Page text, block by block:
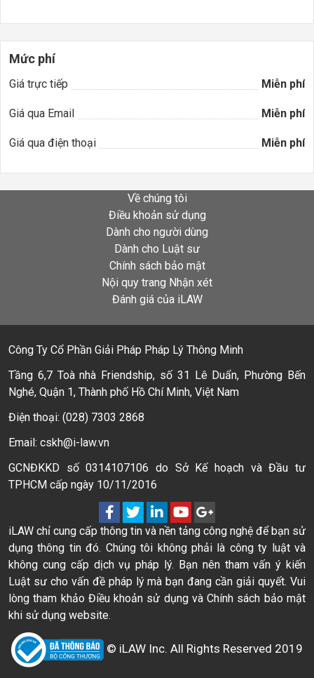
Mức phí
Giá trực tiếp Miễn phí
Giá qua Email Miễn phí
Giá qua điện thoại Miễn phí
Về chúng tôi
Điều khoản sử dụng
Dành cho người dùng
Dành cho Luật sư
Chính sách bảo mật
Nội quy trang Nhận xét
Đánh giá của iLAW
Công Ty Cổ Phần Giải Pháp Pháp Lý Thông Minh
Tầng 6,7 Toà nhà Friendship, số 31 Lê Duẩn, Phường Bến
Nghé, Quận 1, Thành phố Hồ Chí Minh, Việt Nam
Điện thoại: (028) 7303 2868
Email: cskh@i-law.vn
GCNĐKKD số 0314107106 do Sở Kế hoạch và Đầu tư
TPHCM cấp ngày 10/11/2016
iLAW chỉ cung cấp thông tin và nền tảng công nghệ để bạn sử
dụng thông tin đó. Chúng tôi không phải là công ty luật và
không cung cấp dịch vụ pháp lý. Bạn nên tham vấn ý kiến
Luật sư cho vấn đề pháp lý mà bạn đang cần giải quyết. Vui
lòng tham khảo Điều khoản sử dụng và Chính sách bảo mật
khi sử dụng website.
© iLAW Inc. All Rights Reserved 2019